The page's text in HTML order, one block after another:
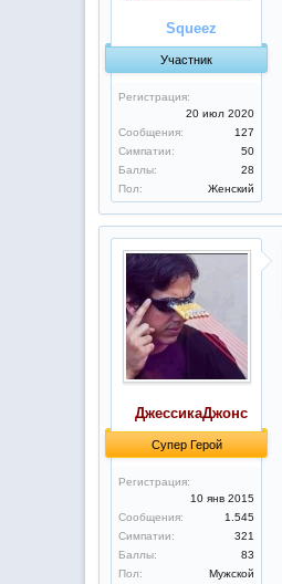
Squeez
Участник
Регистрация:
20 июл 2020
Сообщения:
127
Симпатии:
50
Баллы:
28
Пол:
Женский
ДжессикаДжонс
Супер Герой
Регистрация:
10 янв 2015
Сообщения:
1.545
Симпатии:
321
Баллы:
83
Пол:
Мужской